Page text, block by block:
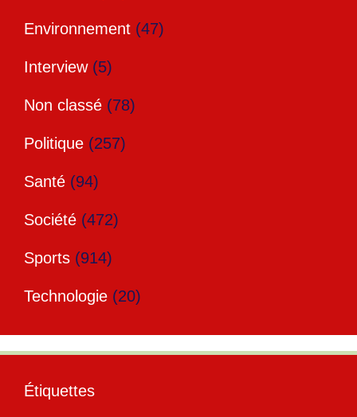
Environnement (47)
Interview(5)
Non classé (78)
Politique (257)
Santé (94)
Société (472)
Sports (914)
Technologie (20)
Étiquettes